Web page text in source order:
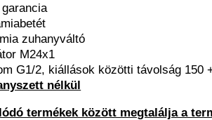
zuhanyváltó
M24x1
G1/2, kiállások közötti távolság 150
nélkül
termékek között megtalálja a